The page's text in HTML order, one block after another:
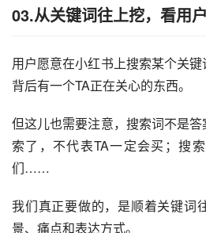
03.从关键词往上挖，看用
用户愿意在小红书上搜索某个关
背后有一个TA正在关心的东西。
但这儿也需要注意，搜索词不是
索了，不代表TA一定会买；搜
们……
我们真正要做的，是顺着关键词
景、痛点和表达方式。